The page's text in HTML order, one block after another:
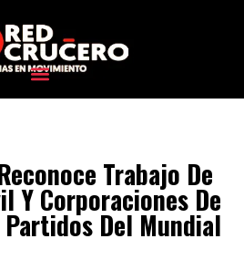
Trabajo De
Y Corporaciones De
Partidos Del Mundial